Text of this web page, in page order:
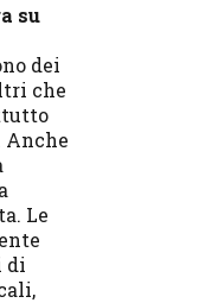
su
dei
che
Anche
Le
di